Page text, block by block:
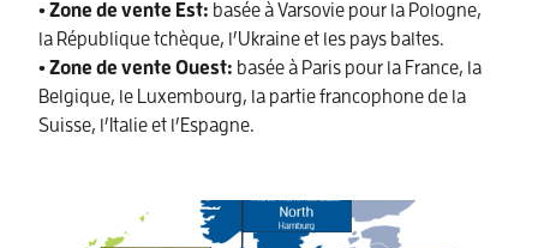
• Zone de vente Est: basée à Varsovie pour la Pologne,
la République tchèque, l’Ukraine et les pays baltes.
• Zone de vente Ouest: basée à Paris pour la France, la
Belgique, le Luxembourg, la partie francophone de la
Suisse, l’Italie et l’Espagne.